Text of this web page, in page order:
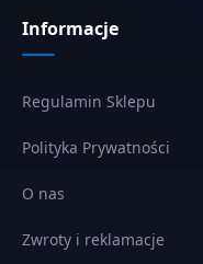
Informacje
Regulamin Sklepu
Polityka Prywatności
O nas
Zwroty i reklamacje